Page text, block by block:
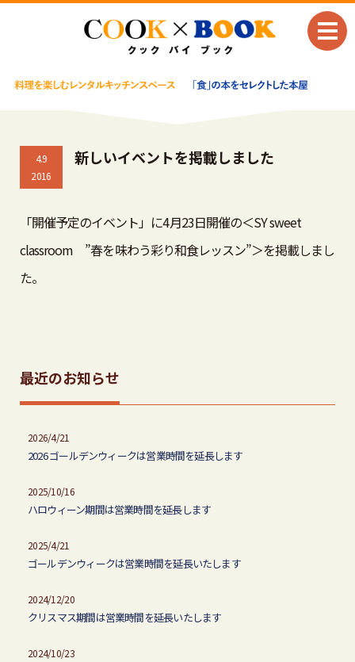
4.9
2016
新しいイベントを掲載しました
「開催予定のイベント」に4月23日開催の＜SY sweet
classroom ”春を味わう彩り和食レッスン”＞を掲載しまし
た。
最近のお知らせ
2026/4/21
2026 ゴールデンウィークは営業時間を延長します
2025/10/16
ハロウィーン期間は営業時間を延長します
2025/4/21
ゴールデンウィークは営業時間を延長いたします
2024/12/20
クリスマス期間は営業時間を延長いたします
2024/10/23